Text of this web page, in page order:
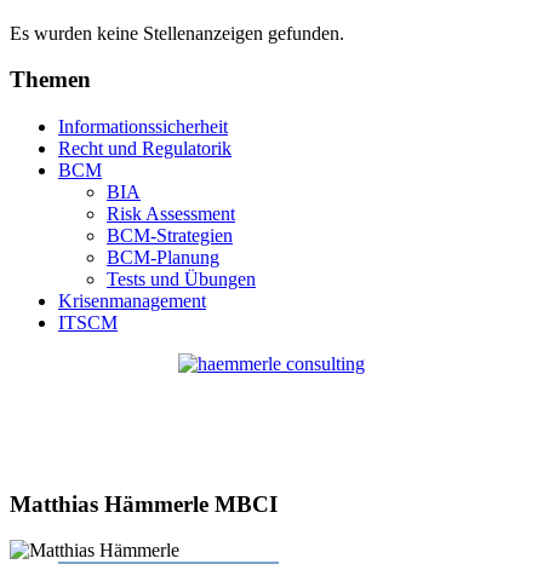
Es wurden keine Stellenanzeigen gefunden.
Themen
Informationssicherheit
Recht und Regulatorik
BCM
BIA
Risk Assessment
BCM-Strategien
BCM-Planung
Tests und Übungen
Krisenmanagement
ITSCM
Matthias Hämmerle MBCI